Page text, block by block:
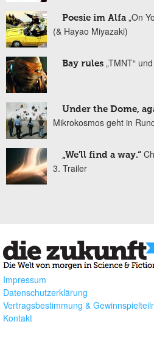
Poesie im Alfa „On
(& Hayao Miyazaki)
Bay rules „TMNT“
Under the Dome,
Mikrokosmos geht in
„We'll find a way.“
3. Trailer
Impressum
Datenschutzerklärung
Vertragsbestimmung &
Kontakt